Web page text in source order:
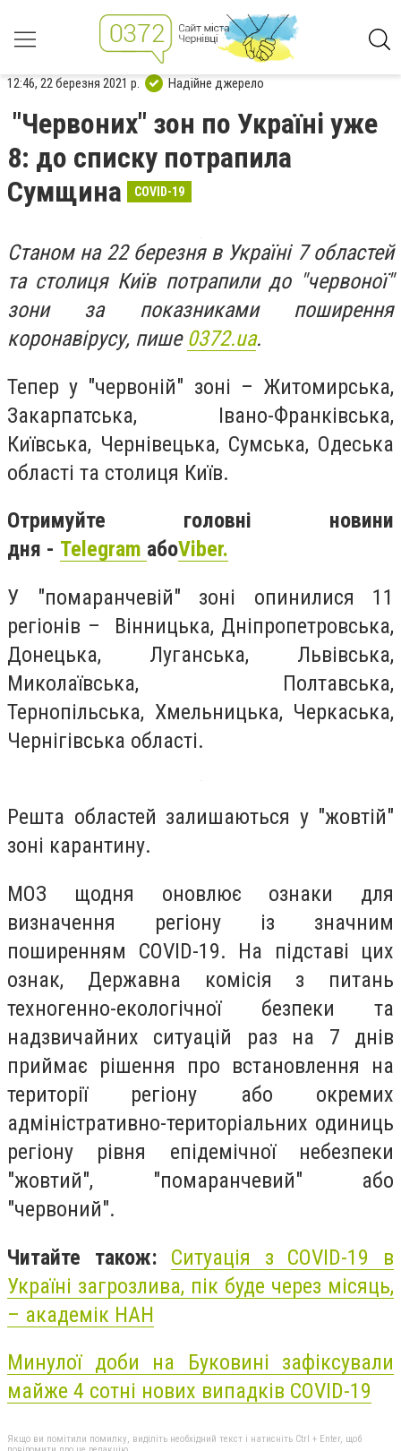
12:46, 22 березня 2021 р. Надійне джерело
"Червоних" зон по Україні уже
8: до списку потрапила
Сумщина
COVID-19
Станом на 22 березня в Україні 7 областей
та столиця Київ потрапили до "червоної"
зони за показниками поширення
коронавірусу, пише 0372.ua.
Тепер у "червоній" зоні – Житомирська,
Закарпатська, Івано-Франківська,
Київська, Чернівецька, Сумська, Одеська
області та столиця Київ.
Отримуйте головні новини
дня - Telegram абоViber.
У "помаранчевій" зоні опинилися 11
регіонів – Вінницька, Дніпропетровська,
Донецька, Луганська, Львівська,
Миколаївська, Полтавська,
Тернопільська, Хмельницька, Черкаська,
Чернігівська області.
Решта областей залишаються у "жовтій"
зоні карантину.
МОЗ щодня оновлює ознаки для
визначення регіону із значним
поширенням COVID-19. На підставі цих
ознак, Державна комісія з питань
техногенно-екологічної безпеки та
надзвичайних ситуацій раз на 7 днів
приймає рішення про встановлення на
території регіону або окремих
адміністративно-територіальних одиниць
регіону рівня епідемічної небезпеки
"жовтий", "помаранчевий" або
"червоний".
Читайте також: Ситуація з COVID-19 в
Україні загрозлива, пік буде через місяць,
– академік НАН
Минулої доби на Буковині зафіксували
майже 4 сотні нових випадків COVID-19
Якщо ви помітили помилку, виділіть необхідний текст і натисніть Ctrl + Enter, щоб